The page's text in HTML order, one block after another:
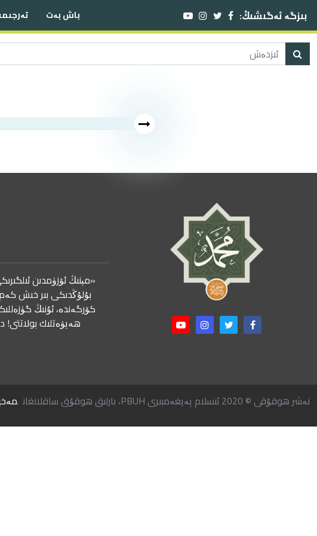
بىزگە ئەگىشىڭ: باش بەت
«مېنىڭ ئۆزۈمدىن
بۇلۇڭدىكى بىر خىش كەم
كۆرگەندە، ئۇنىڭ
ھەيۋەتلىك
نەشر ھوقۇقى © 2020 ئىسلام پەيغەمبىرى PBUH، بارلىق ھوقۇق ساقلانغان